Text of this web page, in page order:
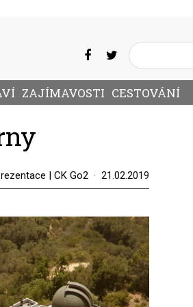
ZAJÍMAVOSTI CESTOVÁNÍ
| CK Go2 21.02.2019